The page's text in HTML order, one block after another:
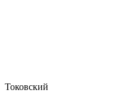
Токовский